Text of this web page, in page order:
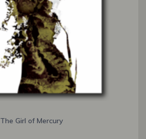
The Girl of Mercury